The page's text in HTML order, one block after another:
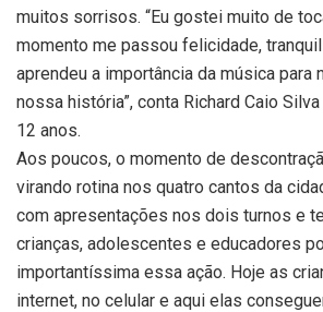
muitos sorrisos. “Eu gostei muito de
momento me passou felicidade,
aprendeu a importância da música para
nossa história”, conta Richard Caio
12 anos.
Aos poucos, o momento de
virando rotina nos quatro cantos da
com apresentações nos dois turnos e
crianças, adolescentes e educadores
importantíssima essa ação. Hoje as
internet, no celular e aqui elas